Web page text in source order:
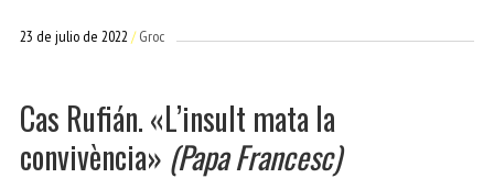
23 de julio de 2022 Groc
Cas Rufián. «L’insult mata la
convivència» (Papa Francesc)